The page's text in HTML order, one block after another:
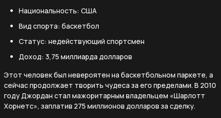
Национальность: США
Вид спорта: баскетбол
Статус: недействующий спортсмен
Доход: 3,75 миллиарда долларов
Этот человек был невероятен на баскетбольном паркете, а
сейчас продолжает творить чудеса за его пределами. В 2010
году Джордан стал мажоритарным владельцем «Шарлотт
Хорнетс», заплатив 275 миллионов долларов за сделку.